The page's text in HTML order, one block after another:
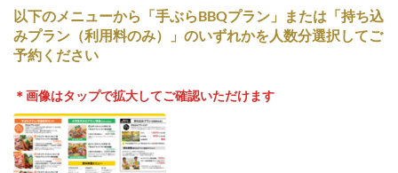
以下のメニューから「手ぶらBBQプラン」または「持ち込
みプラン（利用料のみ）」のいずれかを人数分選択してご
予約ください
＊画像はタップで拡大してご確認いただけます